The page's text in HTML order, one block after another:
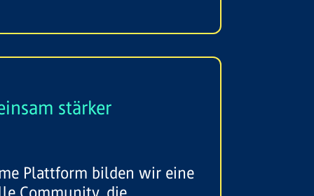
stärker
Plattform bilden wir eine